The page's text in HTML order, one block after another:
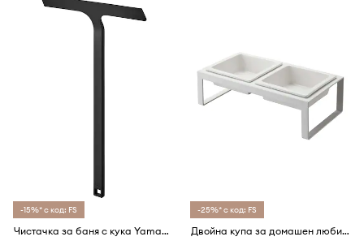
-15%* с код: FS
Чистачка за баня с кука Yamazaki Tower
-25%* с код: FS
Двойна купа за домашен любимец Yamazaki Tower 300 ml